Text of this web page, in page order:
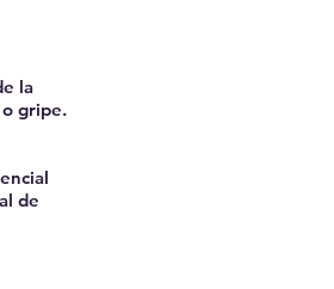
la
gripe.
de